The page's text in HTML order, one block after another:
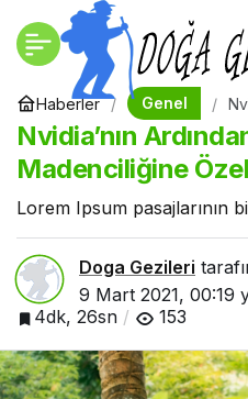
Haberler Genel
Nvidia’nın
Madenciliğine
Lorem Ipsum pasajlarının
Doga Gezileri
9 Mart 2021, 00:19
4dk, 26sn
153
Nvidia’nın Ardından AMD
de Bitcoin Madenciliğine
Özel Kartlar Çıkarabilir